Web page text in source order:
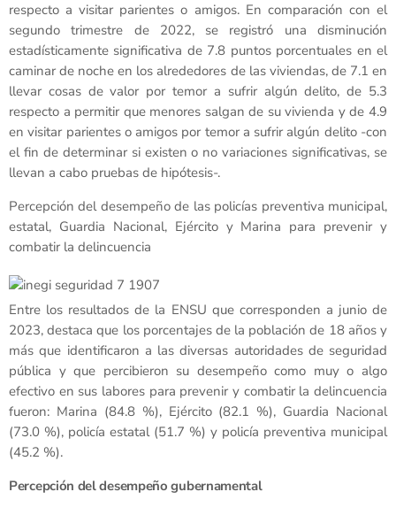
respecto a visitar parientes o amigos. En comparación con el
segundo trimestre de 2022, se registró una disminución
estadísticamente significativa de 7.8 puntos porcentuales en el
caminar de noche en los alrededores de las viviendas, de 7.1 en
llevar cosas de valor por temor a sufrir algún delito, de 5.3
respecto a permitir que menores salgan de su vivienda y de 4.9
en visitar parientes o amigos por temor a sufrir algún delito -con
el fin de determinar si existen o no variaciones significativas, se
llevan a cabo pruebas de hipótesis-.
Percepción del desempeño de las policías preventiva municipal,
estatal, Guardia Nacional, Ejército y Marina para prevenir y
combatir la delincuencia
Entre los resultados de la ENSU que corresponden a junio de
2023, destaca que los porcentajes de la población de 18 años y
más que identificaron a las diversas autoridades de seguridad
pública y que percibieron su desempeño como muy o algo
efectivo en sus labores para prevenir y combatir la delincuencia
fueron: Marina (84.8 %), Ejército (82.1 %), Guardia Nacional
(73.0 %), policía estatal (51.7 %) y policía preventiva municipal
(45.2 %).
Percepción del desempeño gubernamental